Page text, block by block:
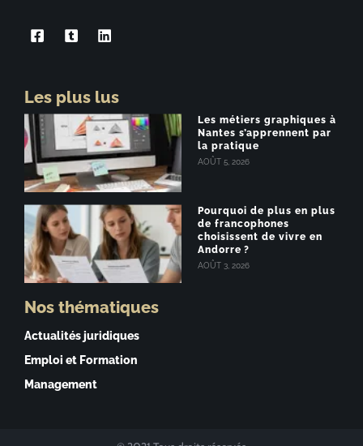
Les plus lus
Les métiers graphiques à
Nantes s’apprennent par
la pratique
AOÛT 5, 2026
Pourquoi de plus en plus
de francophones
choisissent de vivre en
Andorre ?
AOÛT 3, 2026
Nos thématiques
Actualités juridiques
Emploi et Formation
Management